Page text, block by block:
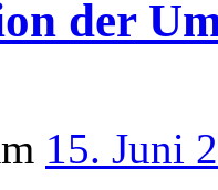
der
15. Juni